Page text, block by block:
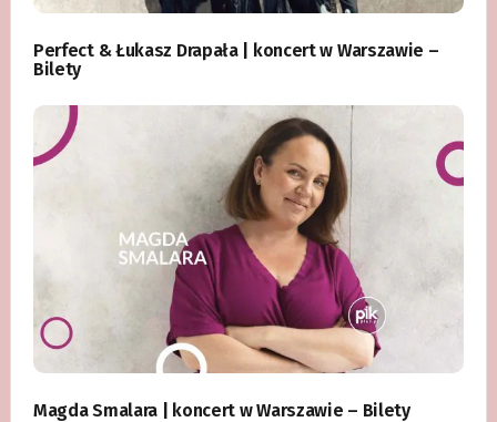
Perfect & Łukasz Drapała | koncert w Warszawie –
Bilety
Magda Smalara | koncert w Warszawie – Bilety